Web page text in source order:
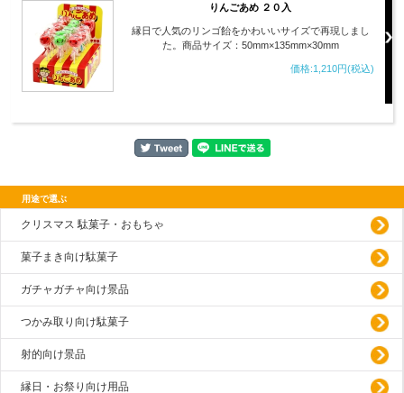
りんごあめ ２０入
縁日で人気のリンゴ飴をかわいいサイズで再現しまし
た。商品サイズ：50mm×135mm×30mm
価格:1,210円(税込)
用途で選ぶ
クリスマス 駄菓子・おもちゃ
菓子まき向け駄菓子
ガチャガチャ向け景品
つかみ取り向け駄菓子
射的向け景品
縁日・お祭り向け用品